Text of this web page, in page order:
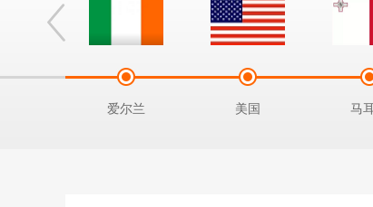
爱尔兰 美国 马